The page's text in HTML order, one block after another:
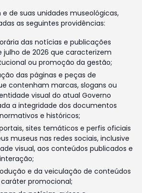
de suas unidades museológicas,
as seguintes providências:
das notícias e publicações
julho de 2026 que caracterizem
ou promoção da gestão;
das páginas e peças de
contenham marcas, slogans ou
visual do atual Governo
a integridade dos documentos
e históricos;
sites temáticos e perfis oficiais
museus nas redes sociais, inclusive
visual, aos conteúdos publicados e
e da veiculação de conteúdos
promocional;